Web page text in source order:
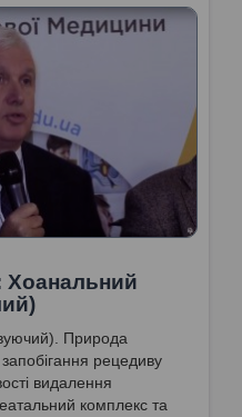
Хоанальний
Природа
рецедиву
видалення
комплекс та